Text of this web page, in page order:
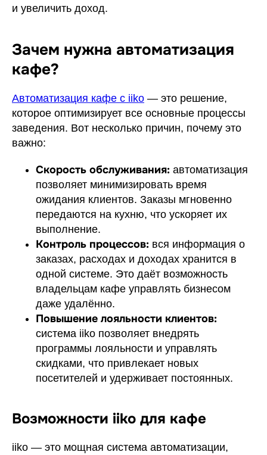
и увеличить доход.
Зачем нужна автоматизация
кафе?
Автоматизация кафе с iiko — это решение,
которое оптимизирует все основные процессы
заведения. Вот несколько причин, почему это
важно:
Скорость обслуживания: автоматизация
позволяет минимизировать время
ожидания клиентов. Заказы мгновенно
передаются на кухню, что ускоряет их
выполнение.
Контроль процессов: вся информация о
заказах, расходах и доходах хранится в
одной системе. Это даёт возможность
владельцам кафе управлять бизнесом
даже удалённо.
Повышение лояльности клиентов:
система iiko позволяет внедрять
программы лояльности и управлять
скидками, что привлекает новых
посетителей и удерживает постоянных.
Возможности iiko для кафе
iiko — это мощная система автоматизации,